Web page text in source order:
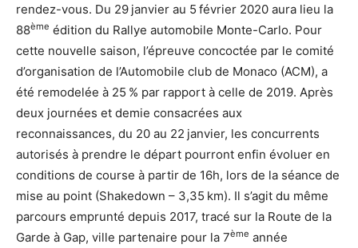
rendez-vous. Du 29 janvier au 5 février 2020 aura lieu la
88ème édition du Rallye automobile Monte-Carlo. Pour
cette nouvelle saison, l’épreuve concoctée par le comité
d’organisation de l’Automobile club de Monaco (ACM), a
été remodelée à 25 % par rapport à celle de 2019. Après
deux journées et demie consacrées aux
reconnaissances, du 20 au 22 janvier, les concurrents
autorisés à prendre le départ pourront enfin évoluer en
conditions de course à partir de 16h, lors de la séance de
mise au point (Shakedown – 3,35 km). Il s’agit du même
parcours emprunté depuis 2017, tracé sur la Route de la
Garde à Gap, ville partenaire pour la 7ème année